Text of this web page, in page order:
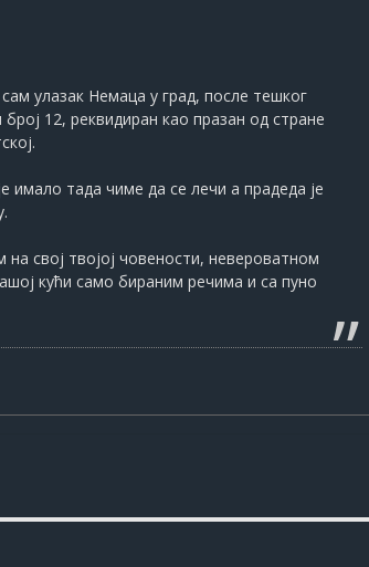
улазак Немаца у град, после тешког
12, реквидиран као празан од стране
имало тада чиме да се лечи а прадеда је
свој твојој човености, невероватном
кући само бираним речима и са пуно